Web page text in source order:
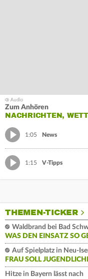
Zum Anhören
NACHRICHTEN,
1:05 News
1:15 V-Tipps
THEMEN-TICKER
Waldbrand bei Bad
WAS DEN EINSATZ SO
Auf Spielplatz in Neu-
FRAU SOLL
Hitze in Bayern lässt nach